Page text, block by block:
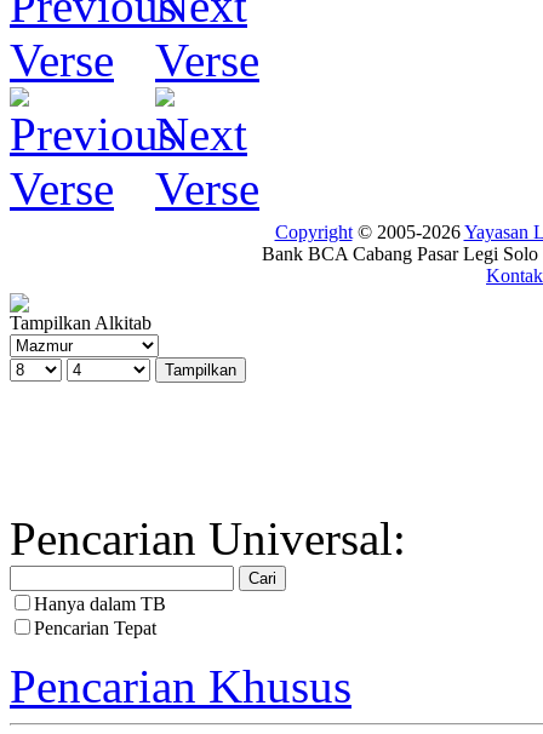
Copyright© 2005-2026Yayasan
Bank BCA Cabang Pasar Legi
Kontak
Tampilkan Alkitab
Pencarian Universal:
Hanya dalam TB
Pencarian Tepat
Pencarian Khusus